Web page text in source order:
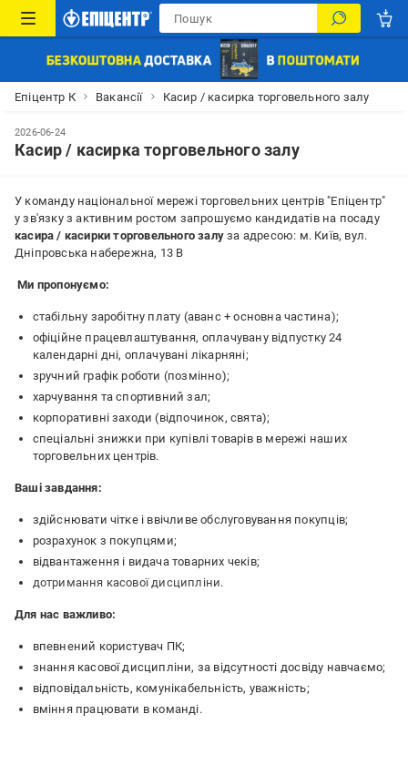
Епіцентр К Вакансії Касир / касирка торговельного залу
2026-06-24
Касир / касирка торговельного залу
У команду національної мережі торговельних центрів "Епіцентр"
у зв'язку з активним ростом запрошуємо кандидатів на посаду
касира / касирки торговельного залу за адресою: м. Київ, вул.
Дніпровська набережна, 13 В
Ми пропонуємо:
стабільну заробітну плату (аванс + основна частина);
офіційне працевлаштування, оплачувану відпустку 24
календарні дні, оплачувані лікарняні;
зручний графік роботи (позмінно);
харчування та спортивний зал;
корпоративні заходи (відпочинок, свята);
спеціальні знижки при купівлі товарів в мережі наших
торговельних центрів.
Ваші завдання:
здійснювати чітке і ввічливе обслуговування покупців;
розрахунок з покупцями;
відвантаження і видача товарних чеків;
дотримання касової дисципліни.
Для нас важливо:
впевнений користувач ПК;
знання касової дисципліни, за відсутності досвіду навчаємо;
відповідальність, комунікабельність, уважність;
вміння працювати в команді.